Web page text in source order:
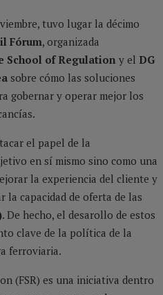
tuvo lugar la décimo
Fórum, organizada
School of Regulation y el DG
sobre cómo las soluciones
gobernar y operar mejor los
el papel de la
en sí mismo sino como una
la experiencia del cliente y
la capacidad de oferta de las
. De hecho, el desarollo de estos
clave de la política de la
ferroviaria.
(FSR) es una iniciativa dentro